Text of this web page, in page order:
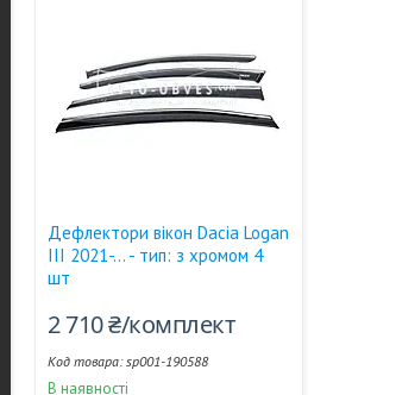
Дефлектори вікон Dacia Logan
III 2021-... - тип: з хромом 4
шт
2 710 ₴/комплект
sp001-190588
В наявності